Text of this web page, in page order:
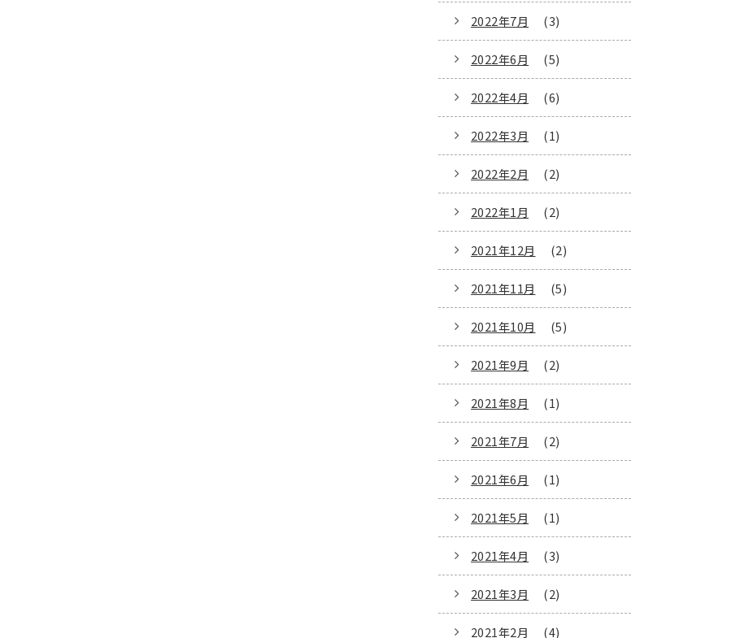
2022年7月 (3)
2022年6月 (5)
2022年4月 (6)
2022年3月 (1)
2022年2月 (2)
2022年1月 (2)
2021年12月 (2)
2021年11月 (5)
2021年10月 (5)
2021年9月 (2)
2021年8月 (1)
2021年7月 (2)
2021年6月 (1)
2021年5月 (1)
2021年4月 (3)
2021年3月 (2)
2021年2月 (4)